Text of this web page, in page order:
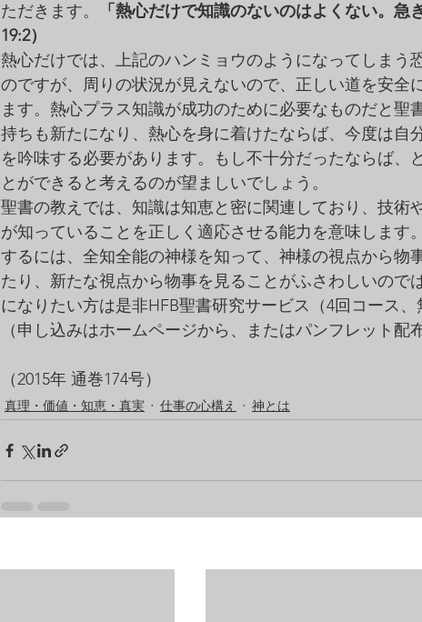
ただきます。
「熱心だけで知識のないのはよくない。
19:2）
熱心だけでは、上記のハンミョウのようになってしまう
のですが、周りの状況が見えないので、正しい道を安全
ます。熱心プラス知識が成功のために必要なものだと聖
持ちも新たになり、熱心を身に着けたならば、今度は自
を吟味する必要があります。もし不十分だったならば、
とができると考えるのが望ましいでしょう。
聖書の教えでは、知識は知恵と密に関連しており、技術
が知っていることを正しく適応させる能力を意味します
するには、全知全能の神様を知って、神様の視点から物
たり、新たな視点から物事を見ることがふさわしいので
になりたい方は是非HFB聖書研究サービス（4回コース、
（申し込みはホームページから、またはパンフレット配
（2015年 通巻174号）
真理・価値・知恵・真実 仕事の心構え 神とは